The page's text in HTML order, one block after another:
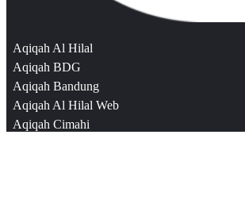
Aqiqah Al Hilal
Aqiqah BDG
Aqiqah Bandung
Aqiqah Al Hilal Web
Aqiqah Cimahi